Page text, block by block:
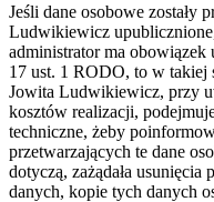
Jeśli dane osobowe zostały
Ludwikiewicz
administrator ma obowiązek
17 ust. 1 RODO, to w takiej
Jowita Ludwikiewicz, przy
kosztów realizacji,
techniczne, żeby
przetwarzających te dane
dotyczą, zażądała
danych, kopie tych danych